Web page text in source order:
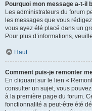
Pourquoi mon message a-t-il
Les administrateurs du forum
les messages que vous
vous ayez été placé dans un
Pour plus d’informations,
Haut
Comment puis-je remonter
En cliquant sur le lien «
consulter un sujet, vous
à la première page du forum.
fonctionnalité a peut-être été